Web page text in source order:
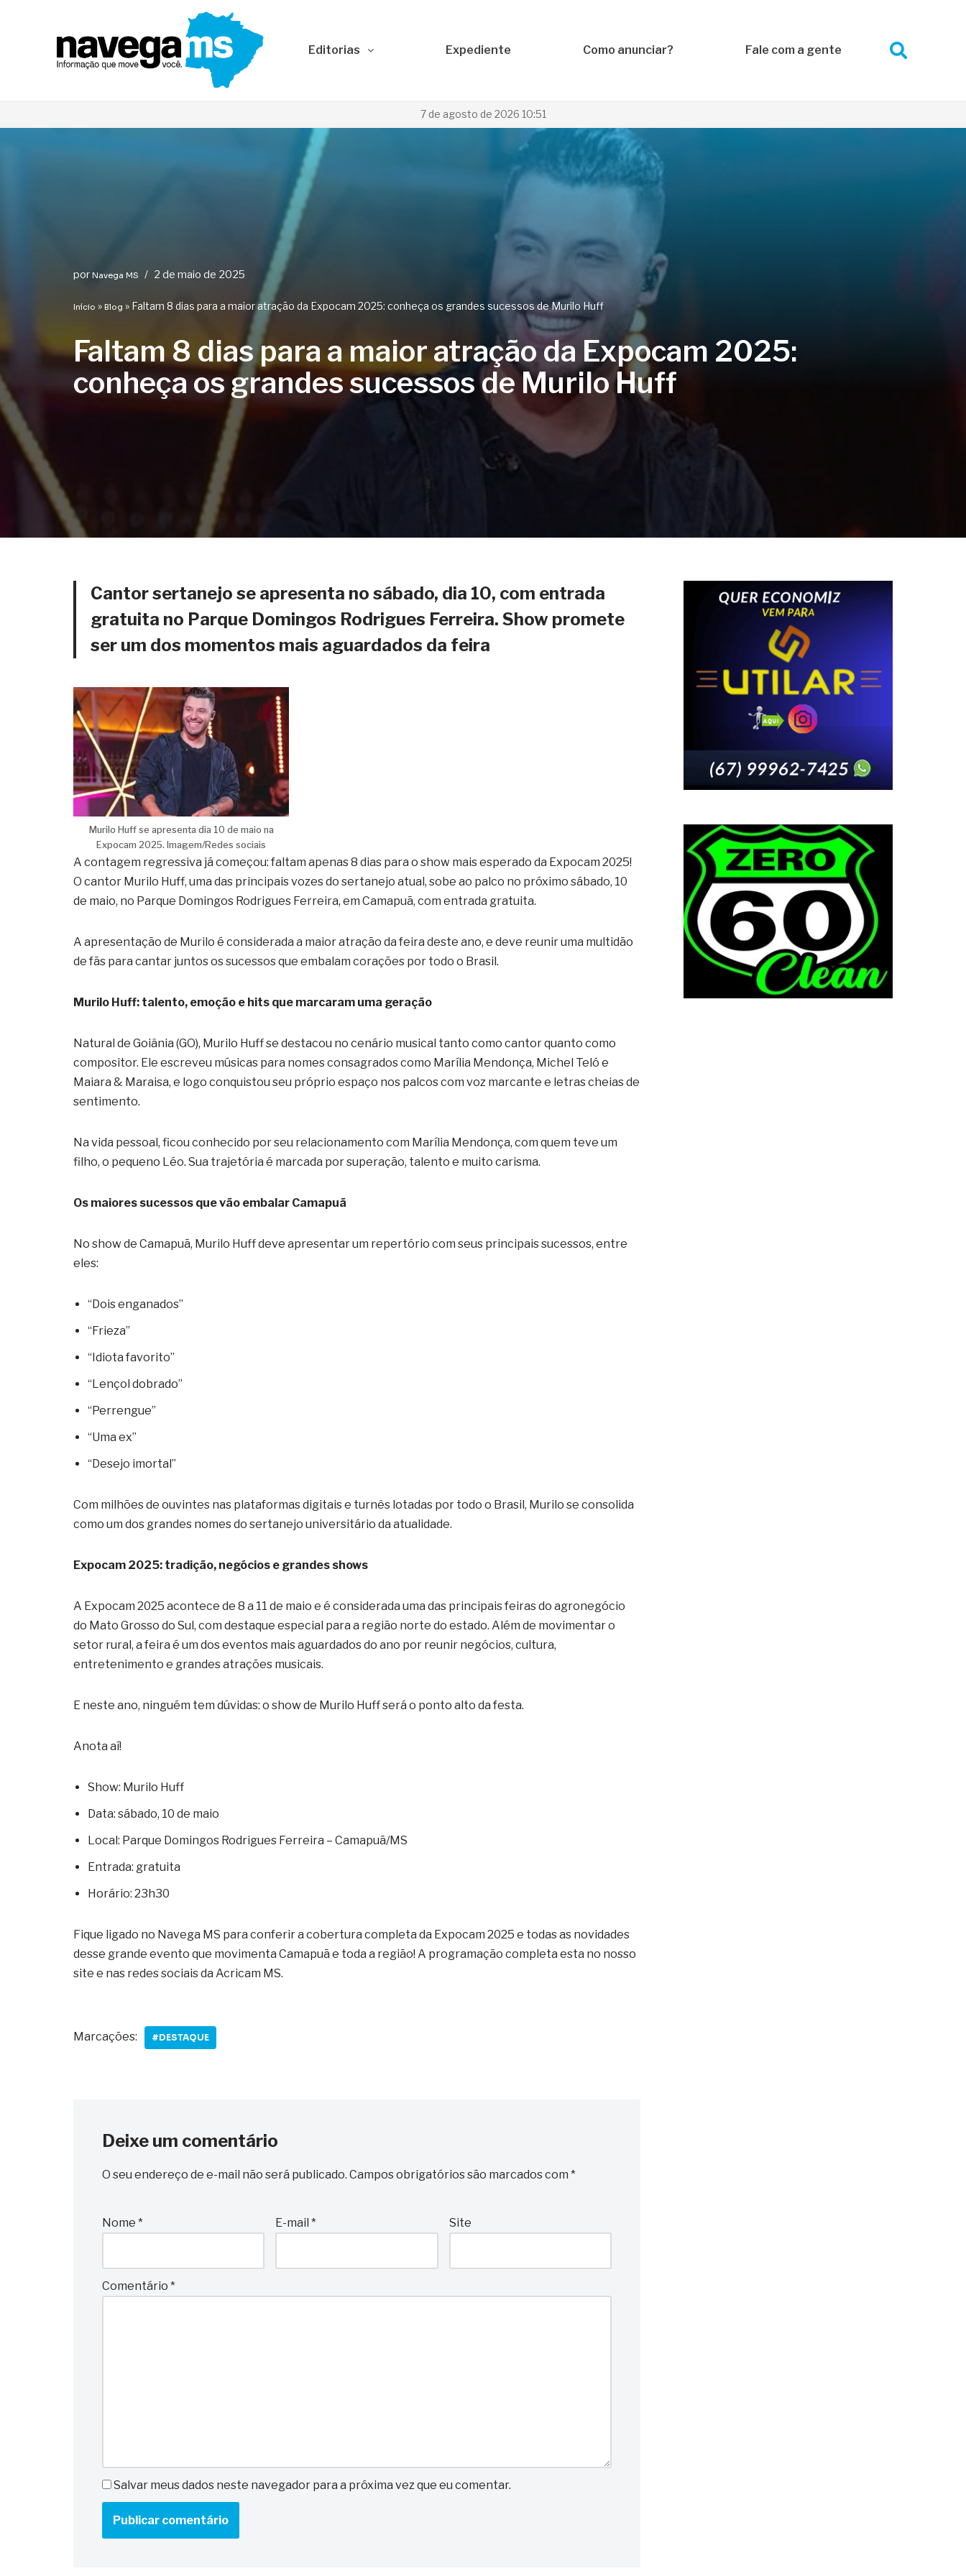
Editorias Expediente Como anunciar? Fale com a gente
7 de agosto de 2026 10:51
por Navega MS 2 de maio de 2025
Início » Blog » Faltam 8 dias para a maior atração da Expocam 2025: conheça os grandes sucessos de Murilo Huff
Faltam 8 dias para a maior atração da Expocam 2025:
conheça os grandes sucessos de Murilo Huff
Cantor sertanejo se apresenta no sábado, dia 10, com entrada
gratuita no Parque Domingos Rodrigues Ferreira. Show promete
ser um dos momentos mais aguardados da feira
Murilo Huff se apresenta dia 10 de maio na
Expocam 2025. Imagem/Redes sociais
A contagem regressiva já começou: faltam apenas 8 dias para o show mais esperado da Expocam 2025!
O cantor Murilo Huff, uma das principais vozes do sertanejo atual, sobe ao palco no próximo sábado, 10
de maio, no Parque Domingos Rodrigues Ferreira, em Camapuã, com entrada gratuita.
A apresentação de Murilo é considerada a maior atração da feira deste ano, e deve reunir uma multidão
de fãs para cantar juntos os sucessos que embalam corações por todo o Brasil.
Murilo Huff: talento, emoção e hits que marcaram uma geração
Natural de Goiânia (GO), Murilo Huff se destacou no cenário musical tanto como cantor quanto como
compositor. Ele escreveu músicas para nomes consagrados como Marília Mendonça, Michel Teló e
Maiara & Maraisa, e logo conquistou seu próprio espaço nos palcos com voz marcante e letras cheias de
sentimento.
Na vida pessoal, ficou conhecido por seu relacionamento com Marília Mendonça, com quem teve um
filho, o pequeno Léo. Sua trajetória é marcada por superação, talento e muito carisma.
Os maiores sucessos que vão embalar Camapuã
No show de Camapuã, Murilo Huff deve apresentar um repertório com seus principais sucessos, entre
eles:
“Dois enganados”
“Frieza”
“Idiota favorito”
“Lençol dobrado”
“Perrengue”
“Uma ex”
“Desejo imortal”
Com milhões de ouvintes nas plataformas digitais e turnês lotadas por todo o Brasil, Murilo se consolida
como um dos grandes nomes do sertanejo universitário da atualidade.
Expocam 2025: tradição, negócios e grandes shows
A Expocam 2025 acontece de 8 a 11 de maio e é considerada uma das principais feiras do agronegócio
do Mato Grosso do Sul, com destaque especial para a região norte do estado. Além de movimentar o
setor rural, a feira é um dos eventos mais aguardados do ano por reunir negócios, cultura,
entretenimento e grandes atrações musicais.
E neste ano, ninguém tem dúvidas: o show de Murilo Huff será o ponto alto da festa.
Anota aí!
Show: Murilo Huff
Data: sábado, 10 de maio
Local: Parque Domingos Rodrigues Ferreira – Camapuã/MS
Entrada: gratuita
Horário: 23h30
Fique ligado no Navega MS para conferir a cobertura completa da Expocam 2025 e todas as novidades
desse grande evento que movimenta Camapuã e toda a região! A programação completa esta no nosso
site e nas redes sociais da Acricam MS.
Marcações: #DESTAQUE
Deixe um comentário
O seu endereço de e-mail não será publicado. Campos obrigatórios são marcados com *
Nome * E-mail* Site
Comentário *
Salvar meus dados neste navegador para a próxima vez que eu comentar.